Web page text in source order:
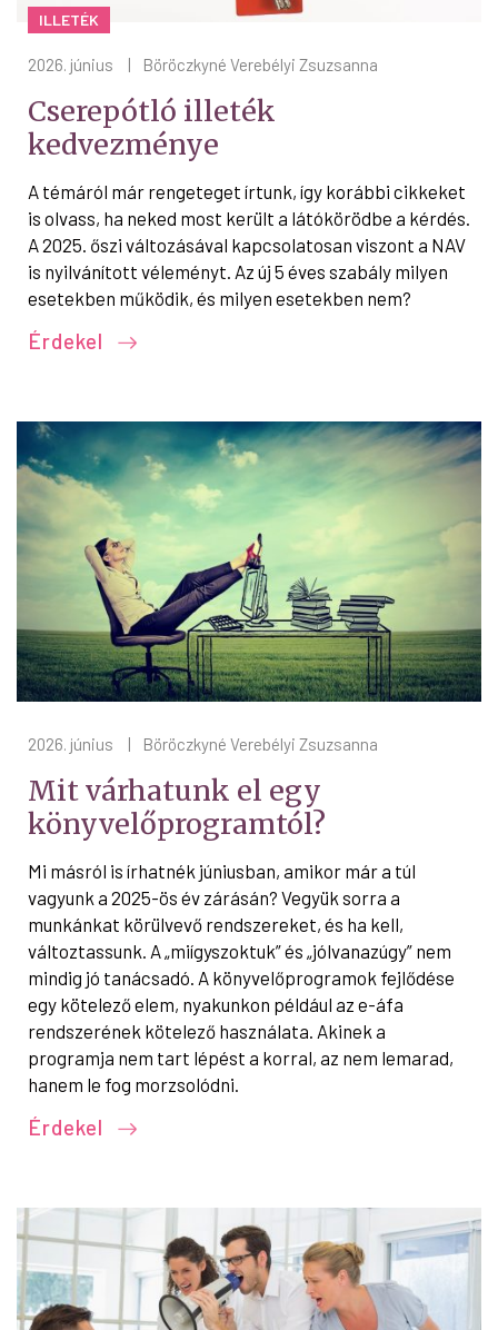
ILLETÉK
2026. június | Böröczkyné Verebélyi Zsuzsanna
Cserepótló illeték
kedvezménye
A témáról már rengeteget írtunk, így korábbi cikkeket
is olvass, ha neked most került a látókörödbe a kérdés.
A 2025. őszi változásával kapcsolatosan viszont a NAV
is nyilvánított véleményt. Az új 5 éves szabály milyen
esetekben működik, és milyen esetekben nem?
Érdekel
2026. június | Böröczkyné Verebélyi Zsuzsanna
Mit várhatunk el egy
könyvelőprogramtól?
Mi másról is írhatnék júniusban, amikor már a túl
vagyunk a 2025-ös év zárásán? Vegyük sorra a
munkánkat körülvevő rendszereket, és ha kell,
változtassunk. A „miígyszoktuk” és „jólvanazúgy” nem
mindig jó tanácsadó. A könyvelőprogramok fejlődése
egy kötelező elem, nyakunkon például az e-áfa
rendszerének kötelező használata. Akinek a
programja nem tart lépést a korral, az nem lemarad,
hanem le fog morzsolódni.
Érdekel